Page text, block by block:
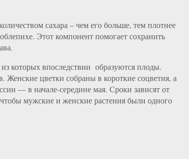
сахара – чем его больше, тем плотнее
Этот компонент помогает сохранить
которых впоследствии образуются плоды.
цветки собраны в короткие соцветия, а
— в начале-середине мая. Сроки зависят от
мужские и женские растения были одного